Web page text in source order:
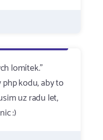
lomítek."
kodu, aby to
uz radu let,
:)